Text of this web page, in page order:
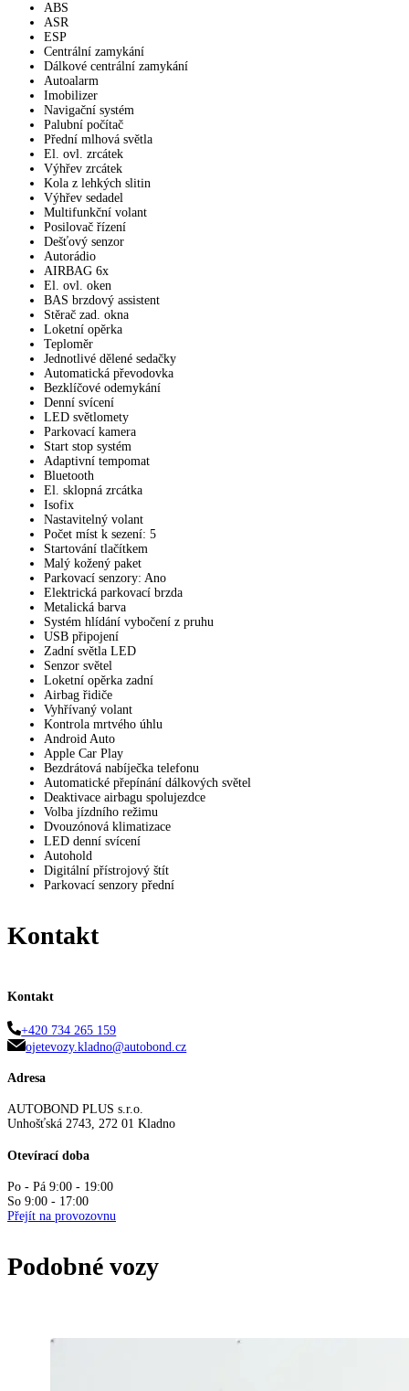
ABS
ASR
ESP
Centrální zamykání
Dálkové centrální zamykání
Autoalarm
Imobilizer
Navigační systém
Palubní počítač
Přední mlhová světla
El. ovl. zrcátek
Výhřev zrcátek
Kola z lehkých slitin
Výhřev sedadel
Multifunkční volant
Posilovač řízení
Dešťový senzor
Autorádio
AIRBAG 6x
El. ovl. oken
BAS brzdový assistent
Stěrač zad. okna
Loketní opěrka
Teploměr
Jednotlivé dělené sedačky
Automatická převodovka
Bezklíčové odemykání
Denní svícení
LED světlomety
Parkovací kamera
Start stop systém
Adaptivní tempomat
Bluetooth
El. sklopná zrcátka
Isofix
Nastavitelný volant
Počet míst k sezení: 5
Startování tlačítkem
Malý kožený paket
Parkovací senzory: Ano
Elektrická parkovací brzda
Metalická barva
Systém hlídání vybočení z pruhu
USB připojení
Zadní světla LED
Senzor světel
Loketní opěrka zadní
Airbag řidiče
Vyhřívaný volant
Kontrola mrtvého úhlu
Android Auto
Apple Car Play
Bezdrátová nabíječka telefonu
Automatické přepínání dálkových světel
Deaktivace airbagu spolujezdce
Volba jízdního režimu
Dvouzónová klimatizace
LED denní svícení
Autohold
Digitální přístrojový štít
Parkovací senzory přední
Kontakt
Kontakt
+420 734 265 159
ojetevozy.kladno@autobond.cz
Adresa
AUTOBOND PLUS s.r.o.
Unhošťská 2743, 272 01 Kladno
Otevírací doba
Po - Pá 9:00 - 19:00
So 9:00 - 17:00
Přejít na provozovnu
Podobné vozy